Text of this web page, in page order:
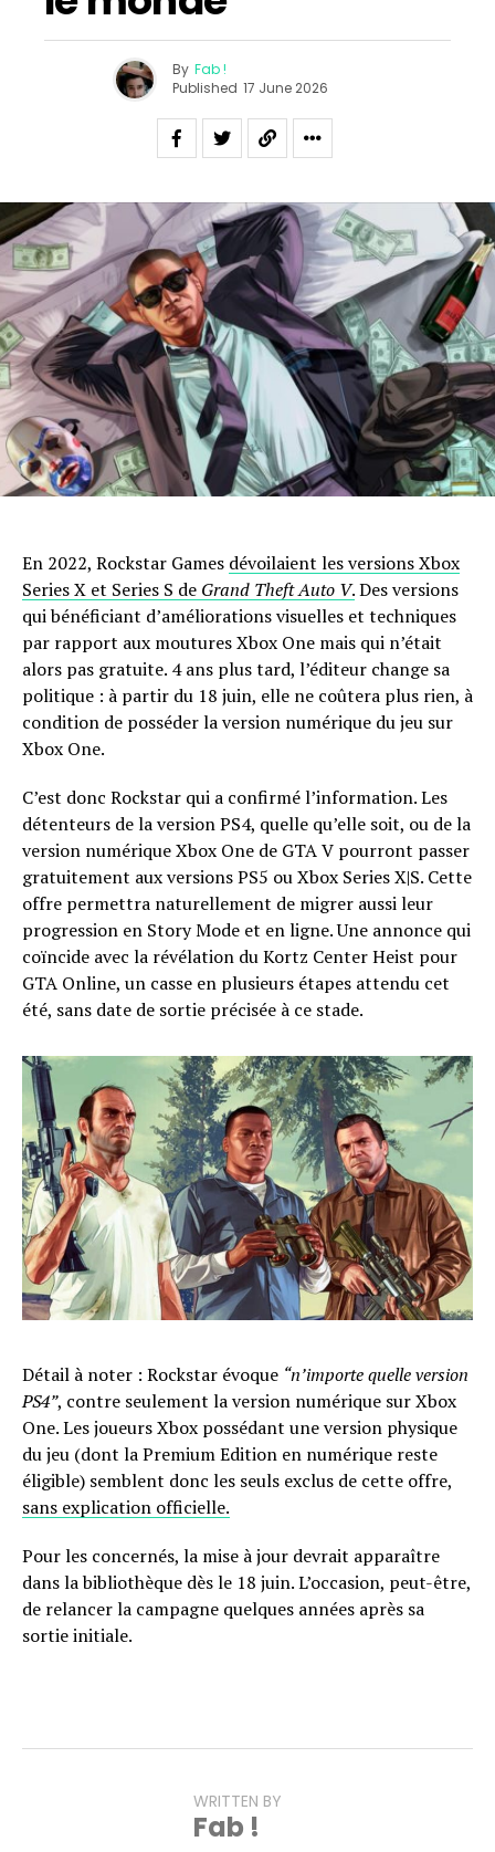
By Fab !
Published 17 June 2026
En 2022, Rockstar Games dévoilaient les versions Xbox
Series X et Series S de Grand Theft Auto V.Des versions
qui bénéficiant d’améliorations visuelles et techniques
par rapport aux moutures Xbox One mais qui n’était
alors pas gratuite. 4 ans plus tard, l’éditeur change sa
politique : à partir du 18 juin, elle ne coûtera plus rien, à
condition de posséder la version numérique du jeu sur
Xbox One.
C’est donc Rockstar qui a confirmé l’information. Les
détenteurs de la version PS4, quelle qu’elle soit, ou de la
version numérique Xbox One de GTA V pourront passer
gratuitement aux versions PS5 ou Xbox Series X|S. Cette
offre permettra naturellement de migrer aussi leur
progression en Story Mode et en ligne. Une annonce qui
coïncide avec la révélation du Kortz Center Heist pour
GTA Online, un casse en plusieurs étapes attendu cet
été, sans date de sortie précisée à ce stade.
Détail à noter : Rockstar évoque “n’importe quelle version
PS4”, contre seulement la version numérique sur Xbox
One. Les joueurs Xbox possédant une version physique
du jeu (dont la Premium Edition en numérique reste
éligible) semblent donc les seuls exclus de cette offre,
sans explication officielle.
Pour les concernés, la mise à jour devrait apparaître
dans la bibliothèque dès le 18 juin. L’occasion, peut-être,
de relancer la campagne quelques années après sa
sortie initiale.
WRITTEN BY
Fab !